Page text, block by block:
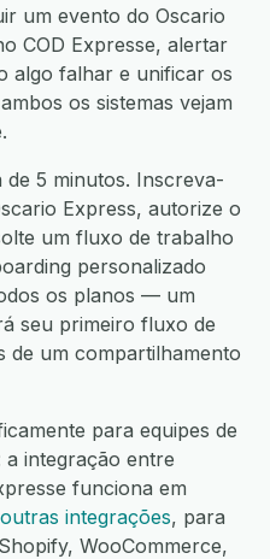
um evento do Oscario
COD Expresse, alertar
algo falhar e unificar os
os sistemas vejam
5 minutos. Inscreva-
Express, autorize o
um fluxo de trabalho
personalizado
os planos — um
seu primeiro fluxo de
de um compartilhamento
para equipes de
integração entre
funciona em
integrações, para
WooCommerce,